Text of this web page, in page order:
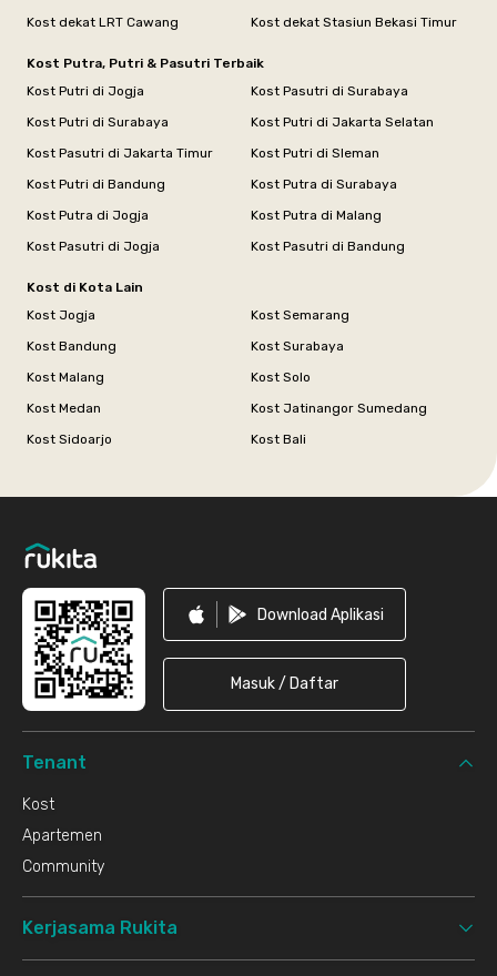
Kost dekat LRT Cawang
Kost dekat Stasiun Bekasi Timur
Kost Putra, Putri & Pasutri Terbaik
Kost Putri di Jogja
Kost Pasutri di Surabaya
Kost Putri di Surabaya
Kost Putri di Jakarta Selatan
Kost Pasutri di Jakarta Timur
Kost Putri di Sleman
Kost Putri di Bandung
Kost Putra di Surabaya
Kost Putra di Jogja
Kost Putra di Malang
Kost Pasutri di Jogja
Kost Pasutri di Bandung
Kost di Kota Lain
Kost Jogja
Kost Semarang
Kost Bandung
Kost Surabaya
Kost Malang
Kost Solo
Kost Medan
Kost Jatinangor Sumedang
Kost Sidoarjo
Kost Bali
Download Aplikasi
Masuk / Daftar
Tenant
Kost
Apartemen
Community
Kerjasama Rukita